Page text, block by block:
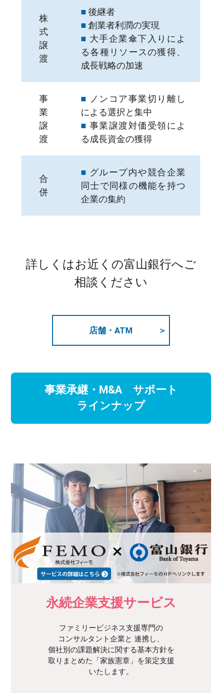
株
式
譲
渡
■ 後継者
■ 創業者利潤の実現
■ 大手企業傘下入りによ
る各種リソースの獲得、
成長戦略の加速
事
業
譲
渡
■ ノンコア事業切り離し
による選択と集中
■ 事業譲渡対価受領によ
る成長資金の獲得
合
併
■ グループ内や競合企業
同士で同様の機能を持つ
企業の集約
詳しくはお近くの富山銀行へご
相談ください
店舗・ATM
事業承継・M&A サポート
ラインナップ
永続企業支援サービス
ファミリービジネス⽀援専⾨の
コンサルタント企業と 連携し、
個社別の課題解決に関する基本⽅針を
取りまとめた「家族憲章」を策定⽀援
いたします。